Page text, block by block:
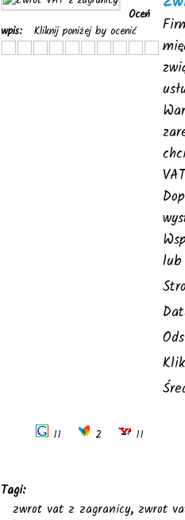
Oceń
wpis:
Kliknij poniżej by ocenić
lub
11 2 11
Tagi:
zwrot vat z zagranicy, zwrot